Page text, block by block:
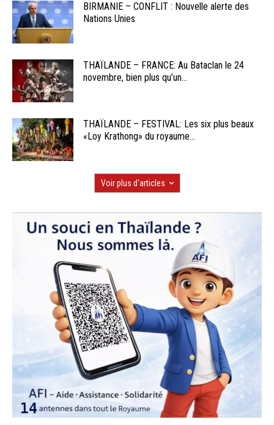
BIRMANIE – CONFLIT : Nouvelle alerte des
Nations Unies
THAÏLANDE – FRANCE: Au Bataclan le 24
novembre, bien plus qu’un...
THAÏLANDE – FESTIVAL: Les six plus beaux
«Loy Krathong» du royaume...
Voir plus d'articles